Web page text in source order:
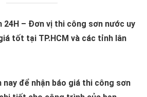
24H – Đơn vị thi công sơn nước uy
tốt tại TP.HCM và các tỉnh lân
nay để nhận báo giá thi công sơn